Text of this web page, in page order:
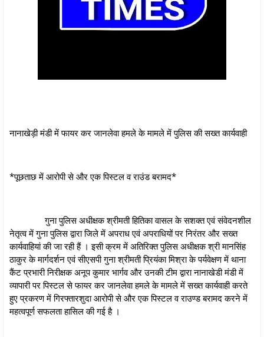
नानाखेड़ी मंडी में फायर कर जानलेवा हमले के मामले में पुलिस की सख्त कार्यवाही
*पूछताछ में आरोपी से और एक पिस्टल व राउंड बरामद*
गुना पुलिस अधीक्षक श्रीमती हितिका वासल के सशक्त एवं संवेदनशील
नेतृत्व में गुना पुलिस द्वारा जिले में अपराध एवं अपराधियों पर निरंतर और सख्त
कार्यवाहियां की जा रही हैं । इसी क्रम में अतिरिक्त पुलिस अधीक्षक श्री मानसिंह
ठाकुर के मार्गदर्शन एवं सीएसपी गुना श्रीमती प्रियंका मिश्रा के पर्यवेक्षण में थाना
कैंट प्रभारी निरीक्षक अनूप कुमार भार्गव और उनकी टीम द्वारा नानाखेडी मंडी में
व्यापारी पर पिस्टल से फायर कर जानलेवा हमले के मामले में सख्त कार्यवाही करते
हुए प्रकरण में गिरफ्तारशुदा आरोपी से और एक पिस्टल व राउण्ड बरामद करने में
महत्वपूर्ण सफलता हासिल की गई है ।